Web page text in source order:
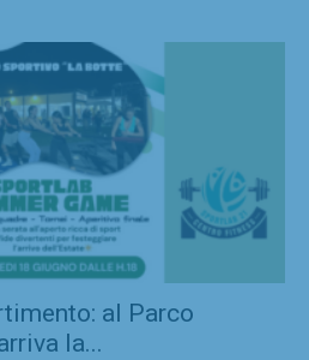
al Parco
la...